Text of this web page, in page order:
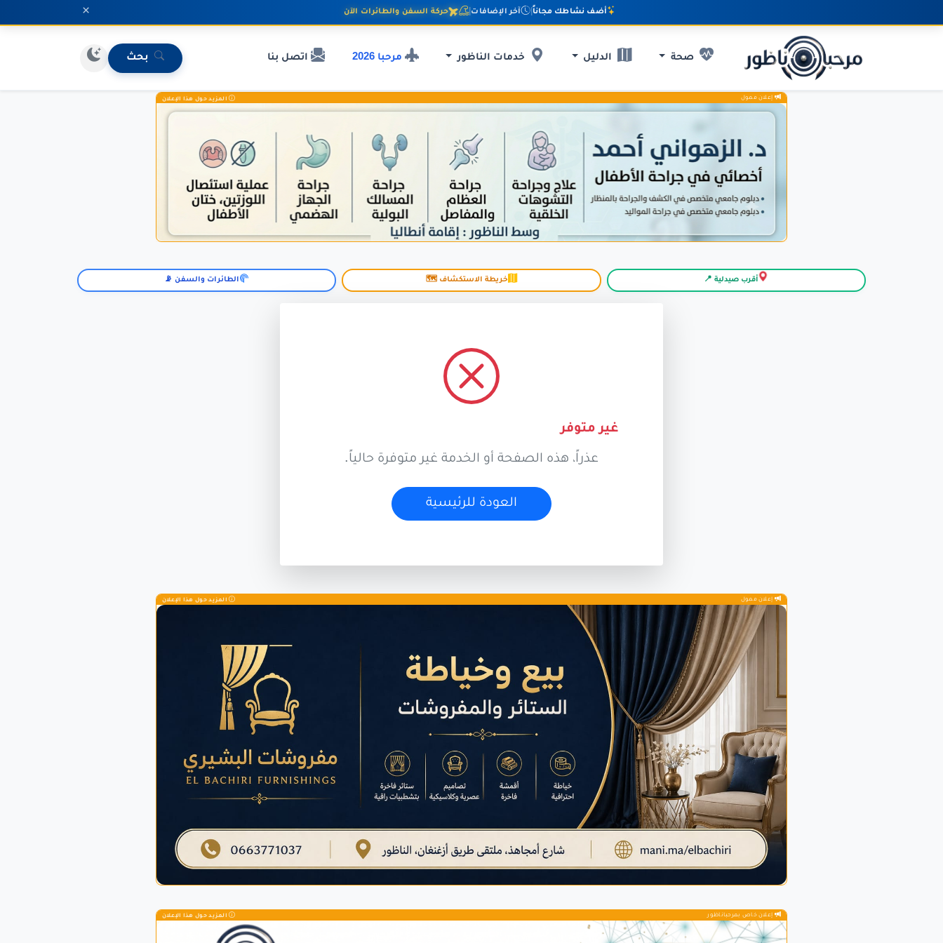
أضف نشاطك مجاناً | آخر الإضافات | حركة السفن والطائرات الآن ×
صحة الدليل خدمات الناظور مرحبا 2026 اتصل بنا بحث
إعلان ممول المزيد حول هذا الإعلان
أقرب صيدلية 📍 خريطة الاستكشاف 🗺️ الطائرات والسفن 📡
غير متوفر
عذراً، هذه الصفحة أو الخدمة غير متوفرة حالياً.
العودة للرئيسية
إعلان ممول المزيد حول هذا الإعلان
إعلان خاص بمرحباناظور المزيد حول هذا الإعلان